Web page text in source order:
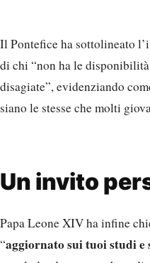
Il Pontefice ha sottolineato
di chi “non ha le
disagiate”, evidenziando
siano le stesse che molti
Un invito
Papa Leone XIV ha infine
“aggiornato sui tuoi studi